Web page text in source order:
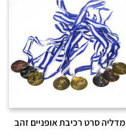
מדליה סרט רכיבת אופניים זהב